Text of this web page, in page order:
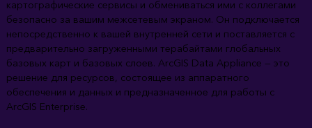
картографические сервисы и обмениваться ими с коллегами
безопасно за вашим межсетевым экраном. Он подключается
непосредственно к вашей внутренней сети и поставляется с
предварительно загруженными терабайтами глобальных
базовых карт и базовых слоев. ArcGIS Data Appliance — это
решение для ресурсов, состоящее из аппаратного
обеспечения и данных и предназначенное для работы с
ArcGIS Enterprise.